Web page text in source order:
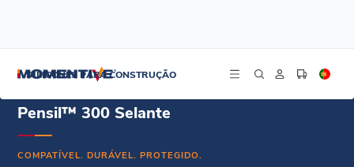
SILICONES PARA CONSTRUÇÃO
Pensil™ 300 Selante
COMPATÍVEL. DURÁVEL. PROTEGIDO.